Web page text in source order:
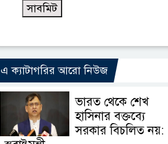
এ ক্যাটাগরির আরো নিউজ
ভারত থেকে শেখ
হাসিনার বক্তব্যে
সরকার বিচলিত নয়: